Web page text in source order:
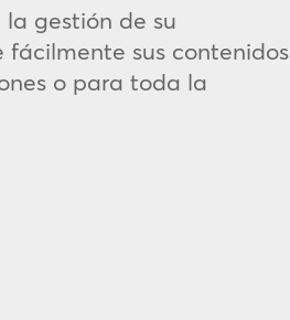
gestión de su
fácilmente sus contenidos
o para toda la